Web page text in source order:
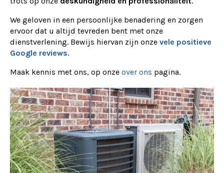
We geloven in een persoonlijke benadering en zorgen
ervoor dat u altijd tevreden bent met onze
dienstverlening. Bewijs hiervan zijn onze vele positieve
Google reviews.
Maak kennis met ons, op onze over ons pagina.